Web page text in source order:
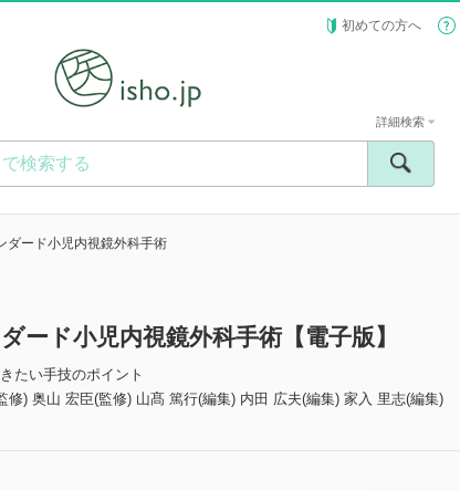
初めての方へ
詳細検索
ダード小児内視鏡外科手術
ード小児内視鏡外科手術【電子版】
たい手技のポイント
修) 奥山 宏臣(監修) 山髙 篤行(編集) 内田 広夫(編集) 家入 里志(編集)